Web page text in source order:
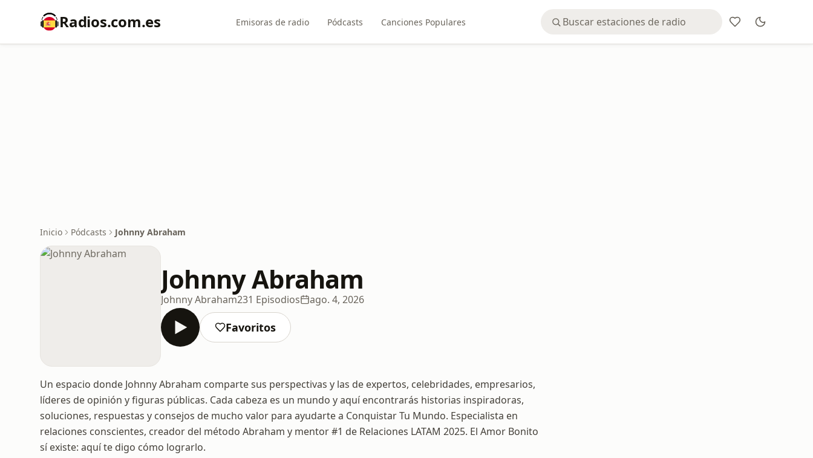
Radios.com.es Emisoras de radio Pódcasts Canciones Populares
Inicio Pódcasts Johnny Abraham
Johnny Abraham
Johnny Abraham231 Episodios ago. 4, 2026
Favoritos
Un espacio donde Johnny Abraham comparte sus perspectivas y las de expertos, celebridades, empresarios,
líderes de opinión y figuras públicas. Cada cabeza es un mundo y aquí encontrarás historias inspiradoras,
soluciones, respuestas y consejos de mucho valor para ayudarte a Conquistar Tu Mundo. Especialista en
relaciones conscientes, creador del método Abraham y mentor #1 de Relaciones LATAM 2025. El Amor Bonito
sí existe: aquí te digo cómo lograrlo.